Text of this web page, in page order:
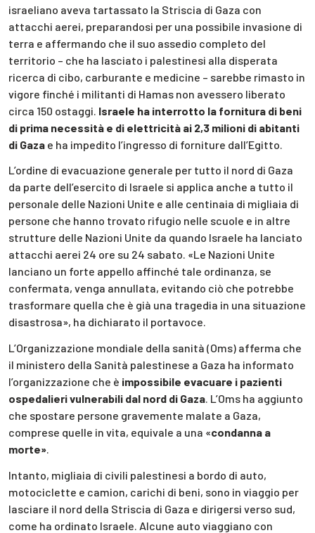
israeliano aveva tartassato la Striscia di Gaza con
attacchi aerei, preparandosi per una possibile invasione di
terra e affermando che il suo assedio completo del
territorio – che ha lasciato i palestinesi alla disperata
ricerca di cibo, carburante e medicine – sarebbe rimasto in
vigore finché i militanti di Hamas non avessero liberato
circa 150 ostaggi. Israele ha interrotto la fornitura di beni
di prima necessità e di elettricità ai 2,3 milioni di abitanti
di Gaza e ha impedito l’ingresso di forniture dall’Egitto.
L’ordine di evacuazione generale per tutto il nord di Gaza
da parte dell’esercito di Israele si applica anche a tutto il
personale delle Nazioni Unite e alle centinaia di migliaia di
persone che hanno trovato rifugio nelle scuole e in altre
strutture delle Nazioni Unite da quando Israele ha lanciato
attacchi aerei 24 ore su 24 sabato. «Le Nazioni Unite
lanciano un forte appello affinché tale ordinanza, se
confermata, venga annullata, evitando ciò che potrebbe
trasformare quella che è già una tragedia in una situazione
disastrosa», ha dichiarato il portavoce.
L’Organizzazione mondiale della sanità (Oms) afferma che
il ministero della Sanità palestinese a Gaza ha informato
l’organizzazione che è impossibile evacuare i pazienti
ospedalieri vulnerabili dal nord di Gaza. L’Oms ha aggiunto
che spostare persone gravemente malate a Gaza,
comprese quelle in vita, equivale a una «condanna a
morte».
Intanto, migliaia di civili palestinesi a bordo di auto,
motociclette e camion, carichi di beni, sono in viaggio per
lasciare il nord della Striscia di Gaza e dirigersi verso sud,
come ha ordinato Israele. Alcune auto viaggiano con